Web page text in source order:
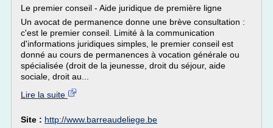
Le premier conseil - Aide juridique de première ligne
Un avocat de permanence donne une brève consultation :
c'est le premier conseil. Limité à la communication
d'informations juridiques simples, le premier conseil est
donné au cours de permanences à vocation générale ou
spécialisée (droit de la jeunesse, droit du séjour, aide
sociale, droit au...
Lire la suite
Site : http://www.barreaudeliege.be